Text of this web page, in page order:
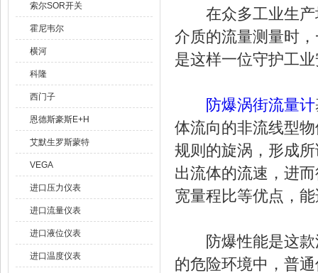
索尔SOR开关
霍尼韦尔
横河
科隆
西门子
恩德斯豪斯E+H
艾默生罗斯蒙特
VEGA
进口压力仪表
进口流量仪表
进口液位仪表
进口温度仪表
在众多工业生产
介质的流量测量时
是这样一位守护工
防爆涡街流量计
体流向的非流线型
规则的旋涡，形成
出流体的流速，进
宽量程比等优点，
防爆性能是这款
的危险环境中，普